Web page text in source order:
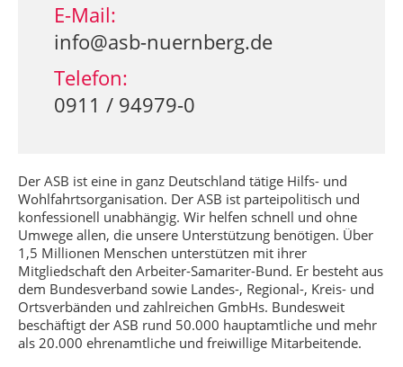
Der ASB ist eine in ganz Deutschland tätige Hilfs- und
Wohlfahrtsorganisation. Der ASB ist parteipolitisch und
konfessionell unabhängig. Wir helfen schnell und ohne
Umwege allen, die unsere Unterstützung benötigen. Über
1,5 Millionen Menschen unterstützen mit ihrer
Mitgliedschaft den Arbeiter-Samariter-Bund. Er besteht aus
dem Bundesverband sowie Landes-, Regional-, Kreis- und
Ortsverbänden und zahlreichen GmbHs. Bundesweit
beschäftigt der ASB rund 50.000 hauptamtliche und mehr
als 20.000 ehrenamtliche und freiwillige Mitarbeitende.
E-Mail:
info@asb-nuernberg.de
Telefon:
0911 / 94979-0